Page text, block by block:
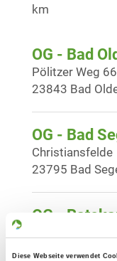
Diese Webseite verwendet
km
OG - Bad
Pölitzer Weg
23843 Bad
OG - Bad
Christiansfelde
23795 Bad
OG -
23626 Ratekau